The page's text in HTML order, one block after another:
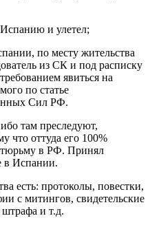
и улетел;
по месту жительства
из СК и под расписку
явиться на
по статье
Сил РФ.
там преследуют,
что оттуда его 100%
тюрьму в РФ. Принял
в Испании.
есть: протоколы, повестки,
с митингов, свидетельские
и т.д.